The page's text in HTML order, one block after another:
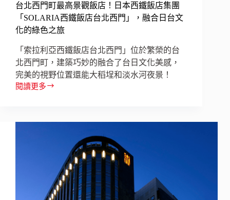
創
新
服
台北西門町最高景觀飯店！日本西鐵飯店集團
「SOLARIA西鐵飯店台北西門」，融合日台文
化的綠色之旅
「索拉利亞西鐵飯店台北西門」位於繁榮的台
北西門町，建築巧妙的融合了台日文化美感，
完美的視野位置還能大稻埕和淡水河夜景！
閱讀更多
台
門